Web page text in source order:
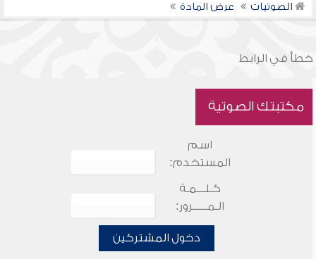
الصوتيات عرض المادة
خطأ في الرابط
مكتبتك الصوتية
اسم
المستخدم:
كـلـــمـة
الـمـــــرور:
دخول المشتركين